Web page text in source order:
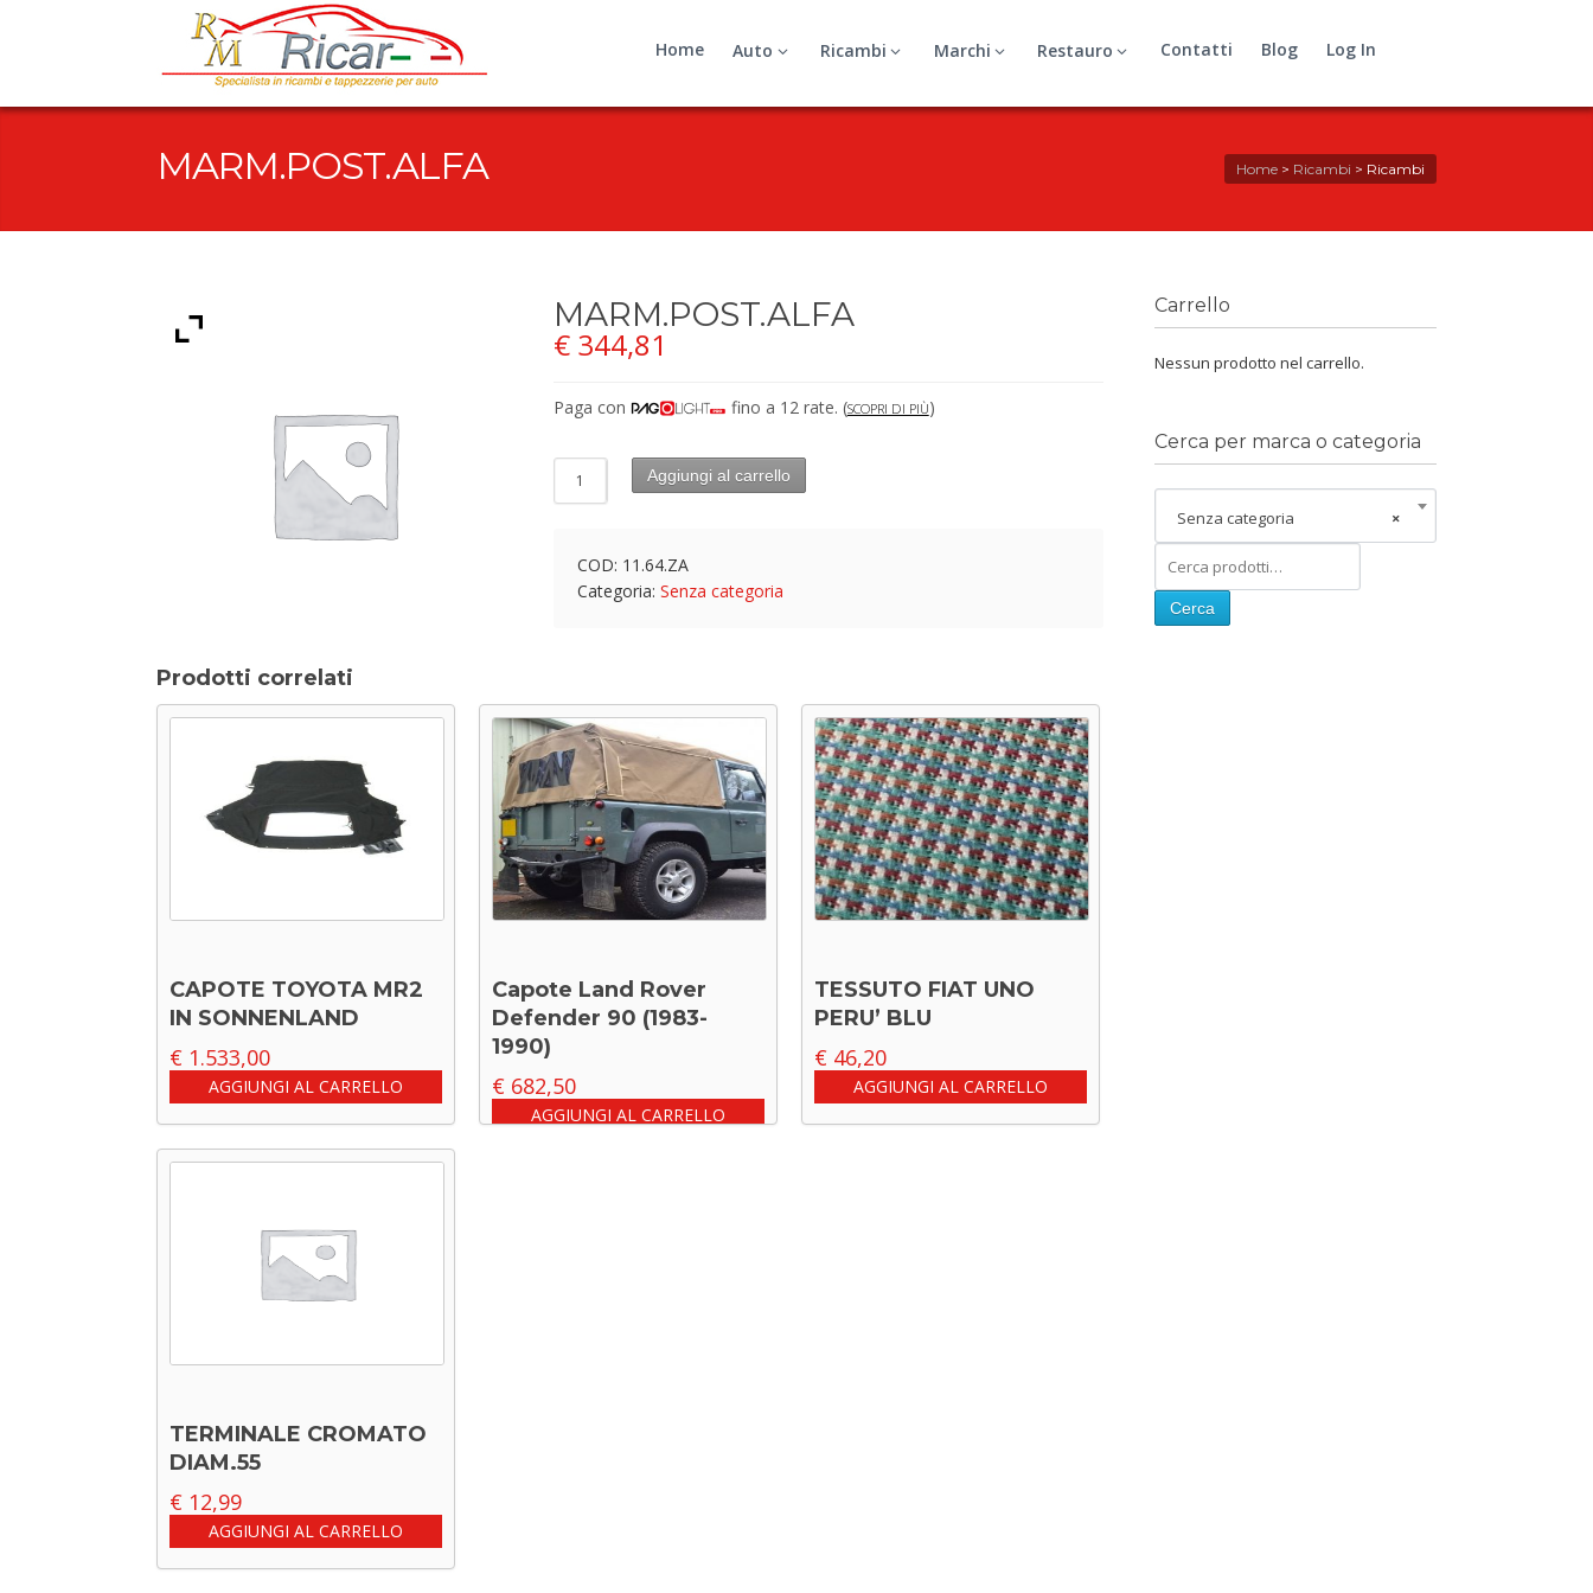
Home Auto Ricambi Marchi Restauro Contatti Blog Log In
MARM.POST.ALFA Home> Ricambi > Ricambi
MARM.POST.ALFA
€ 344,81
Paga con fino a 12 rate. (SCOPRI DI PIÙ)
Aggiungi al carrello
COD: 11.64.ZA
Categoria: Senza categoria
Prodotti correlati
CAPOTE TOYOTA MR2
IN SONNENLAND
€ 1.533,00
AGGIUNGI AL CARRELLO
Capote Land Rover
Defender 90 (1983-
1990)
€ 682,50
AGGIUNGI AL CARRELLO
TESSUTO FIAT UNO
PERU’ BLU
€ 46,20
AGGIUNGI AL CARRELLO
TERMINALE CROMATO
DIAM.55
€ 12,99
AGGIUNGI AL CARRELLO
Carrello
Nessun prodotto nel carrello.
Cerca per marca o categoria
×
Senza categoria
Cerca